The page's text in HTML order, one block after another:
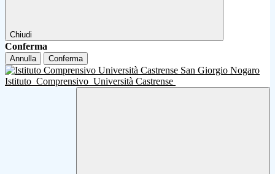
Chiudi
Conferma
Annulla Conferma
Istituto Comprensivo Università Castrense